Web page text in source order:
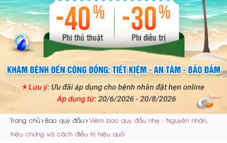
Trang chủ Bao quy đầu Viêm bao quy đầu nhẹ : Nguyên nhân,
triệu chứng và cách điều trị hiệu quả